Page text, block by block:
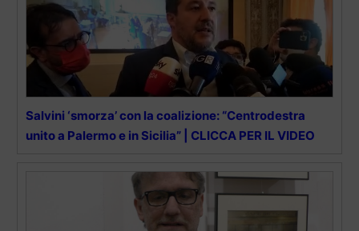
Salvini ‘smorza’ con la coalizione: “Centrodestra
unito a Palermo e in Sicilia” | CLICCA PER IL VIDEO